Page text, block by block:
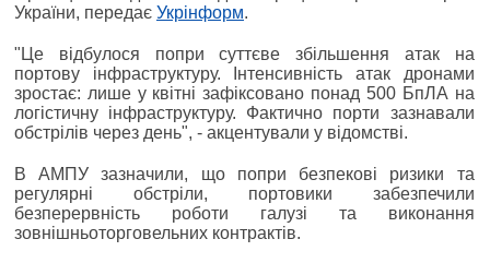
України, передає Укрінформ.
"Це відбулося попри суттєве збільшення атак на
портову інфраструктуру. Інтенсивність атак дронами
зростає: лише у квітні зафіксовано понад 500 БпЛА на
логістичну інфраструктуру. Фактично порти зазнавали
обстрілів через день", - акцентували у відомстві.
В АМПУ зазначили, що попри безпекові ризики та
регулярні обстріли, портовики забезпечили
безперервність роботи галузі та виконання
зовнішньоторговельних контрактів.